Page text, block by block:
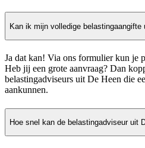
Kan ik mijn volledige belastingaangifte
Ja dat kan! Via ons formulier kun je
Heb jij een grote aanvraag? Dan
belastingadviseurs uit De Heen die
aankunnen.
Hoe snel kan de belastingadviseur uit